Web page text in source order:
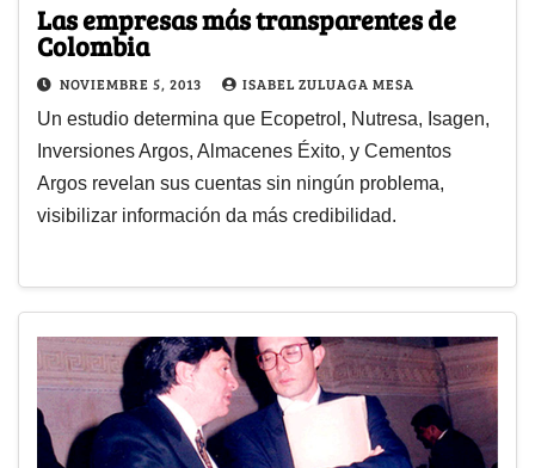
Las empresas más transparentes de
Colombia
NOVIEMBRE 5, 2013 ISABEL ZULUAGA MESA
Un estudio determina que Ecopetrol, Nutresa, Isagen,
Inversiones Argos, Almacenes Éxito, y Cementos
Argos revelan sus cuentas sin ningún problema,
visibilizar información da más credibilidad.